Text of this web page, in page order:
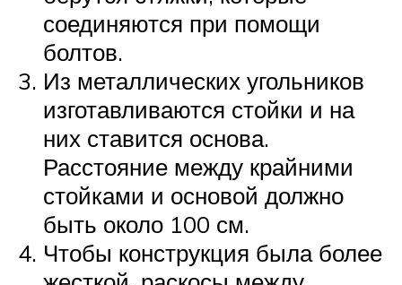
соединяются при помощи
болтов.
Из металлических угольников
изготавливаются стойки и на
них ставится основа.
Расстояние между крайними
стойками и основой должно
быть около 100 см.
Чтобы конструкция была более